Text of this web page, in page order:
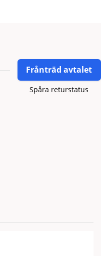
Frånträd avtalet
Spåra returstatus